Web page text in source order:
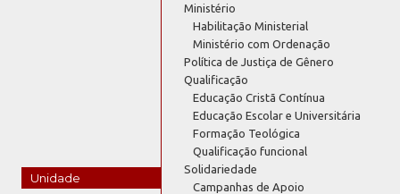
Unidade
Ministério
Habilitação Ministerial
Ministério com Ordenação
Política de Justiça de Gênero
Qualificação
Educação Cristã Contínua
Educação Escolar e Universitária
Formação Teológica
Qualificação funcional
Solidariedade
Campanhas de Apoio